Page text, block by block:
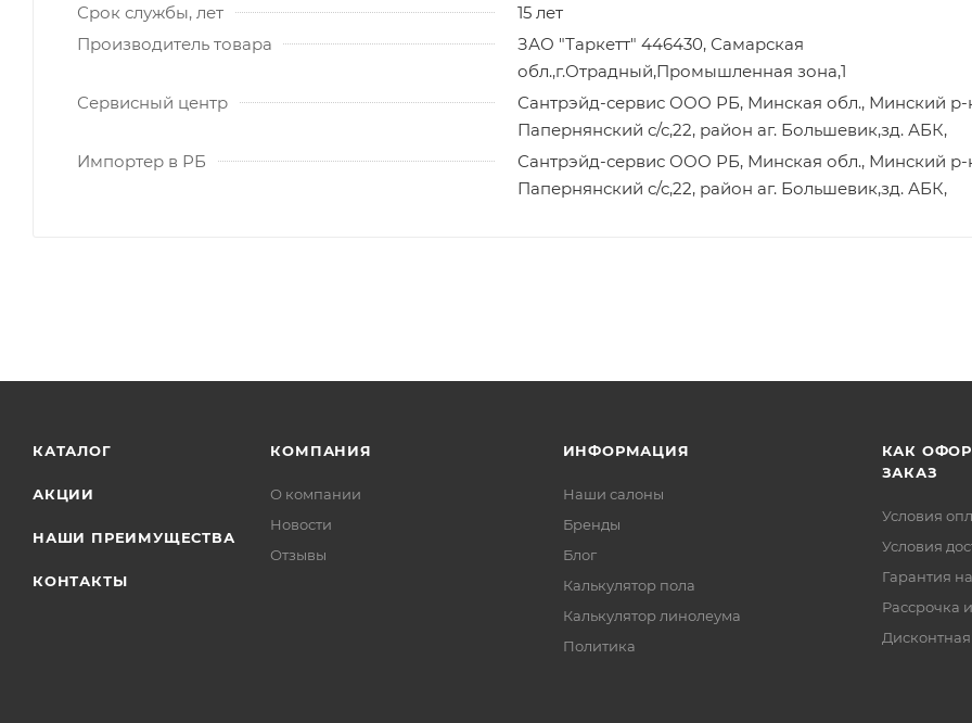
Срок службы, лет
15 лет
Производитель товара
ЗАО "Таркетт" 446430, Самарская
обл.,г.Отрадный,Промышленная зона,1
Сервисный центр
Сантрэйд-сервис ООО РБ, Минская обл., Минский р-
Папернянский с/с,22, район аг. Большевик,зд. АБК,
Импортер в РБ
Сантрэйд-сервис ООО РБ, Минская обл., Минский р-
Папернянский с/с,22, район аг. Большевик,зд. АБК,
КАТАЛОГ
АКЦИИ
НАШИ ПРЕИМУЩЕСТВА
КОНТАКТЫ
КОМПАНИЯ
О компании
Новости
Отзывы
ИНФОРМАЦИЯ
Наши салоны
Бренды
Блог
Калькулятор пола
Калькулятор линолеума
Политика
КАК
ЗАКАЗ
Условия
Условия
Гарантия
Рассрочка